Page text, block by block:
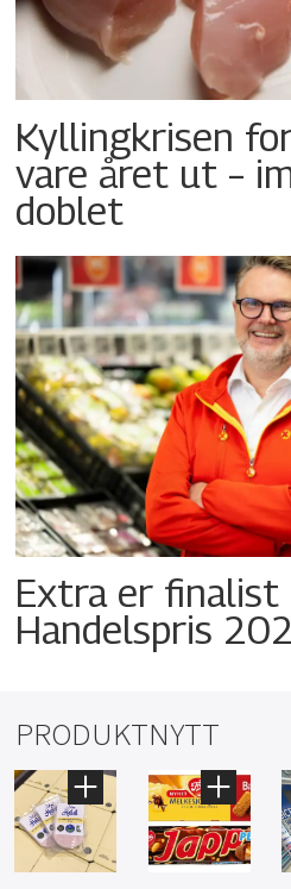
Kyllingkrisen
vare året ut –
doblet
Extra er
Handelspris
PRODUKTNYTT